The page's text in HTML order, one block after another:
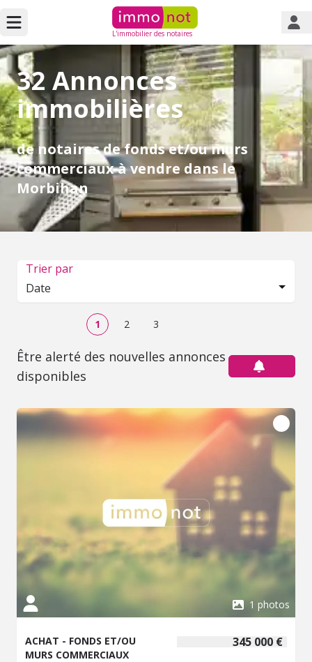
L'immobilier des notaires
32 Annonces
immobilières
de notaires de fonds et/ou murs
commerciaux à vendre dans le
Morbihan
Trier par
Date
1 2 3
Être alerté des nouvelles annonces
disponibles
1 photos
345 000 €
ACHAT - FONDS ET/OU
MURS COMMERCIAUX